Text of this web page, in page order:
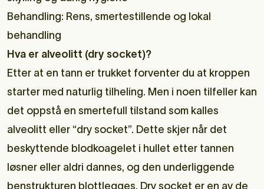
Behandling: Rens, smertestillende og lokal
behandling
Hva er alveolitt (dry socket)?
Etter at en tann er trukket forventer du at kroppen
starter med naturlig tilheling. Men i noen tilfeller kan
det oppstå en smertefull tilstand som kalles
alveolitt eller “dry socket”. Dette skjer når det
beskyttende blodkoagelet i hullet etter tannen
løsner eller aldri dannes, og den underliggende
benstrukturen blottlegges. Dry socket er en av de